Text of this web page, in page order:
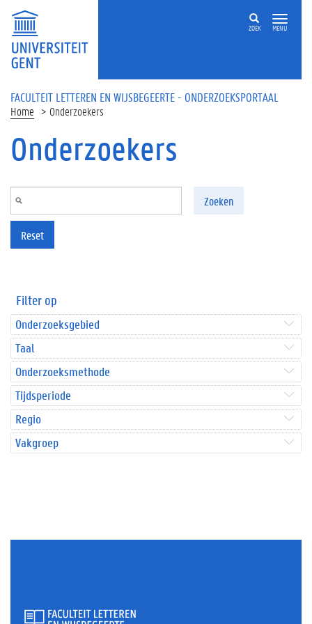
Overslaan en naar de inhoud gaan
ZOEK MENU
FACULTEIT LETTEREN EN WIJSBEGEERTE - ONDERZOEKSPORTAAL
Home Onderzoekers
Onderzoekers
Zoeken
Reset
Filter op
Onderzoeksgebied
Taal
Onderzoeksmethode
Tijdsperiode
Regio
Vakgroep